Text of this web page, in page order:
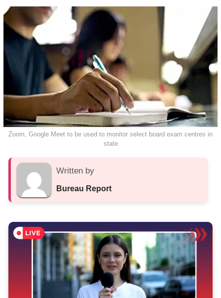
Zoom, Google Meet to be used to monitor select board exam centres in
state
Written by
Bureau Report